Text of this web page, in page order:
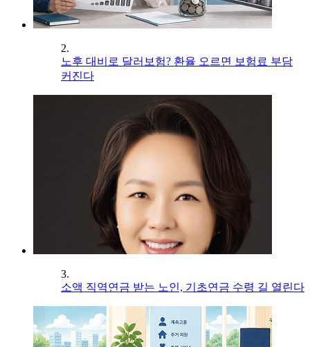
2.
노후 대비로 달러보험? 환율 오르면 보험료 부담
커진다
3.
소액 직역연금 받는 노인, 기초연금 수령 길 열린다